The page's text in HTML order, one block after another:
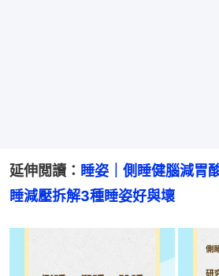
延伸閲讀： 睡姿｜側睡健腦減胃
睡減壓拆解3種睡姿好與壞